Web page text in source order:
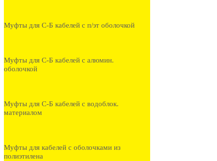
Муфты для С-Б кабелей с п/эт оболочкой
Муфты для С-Б кабелей с алюмин.
оболочкой
Муфты для С-Б кабелей с водоблок.
материалом
Муфты для кабелей с оболочками из
полиэтилена